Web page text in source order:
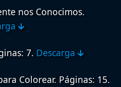
nos Conocimos.
🡳
7. Descarga 🡳
Colorear. Páginas: 15.